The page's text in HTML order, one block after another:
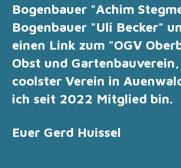
Bogenbauer "Achim
Bogenbauer "Uli Becker"
einen Link zum "OGV
Obst und
coolster Verein in
ich seit 2022 Mitglied bin.
Euer Gerd Huissel